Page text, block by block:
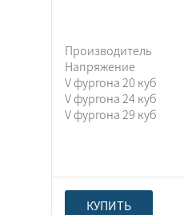
Производитель
Напряжение
V фургона 20 куб
V фургона 24 куб
V фургона 29 куб
КУПИТЬ